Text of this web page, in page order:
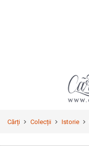
Cărți Colecții Istorie